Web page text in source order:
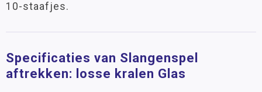
10-staafjes.
Specificaties van Slangenspel
aftrekken: losse kralen Glas